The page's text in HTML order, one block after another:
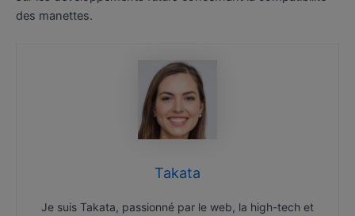
des manettes.
Takata
Je suis Takata, passionné par le web, la high-tech et